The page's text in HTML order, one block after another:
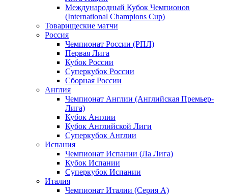
Международный Кубок Чемпионов
(International Champions Cup)
Товарищеские матчи
Россия
Чемпионат России (РПЛ)
Первая Лига
Кубок России
Суперкубок России
Сборная России
Англия
Чемпионат Англии (Английская Премьер-
Лига)
Кубок Англии
Кубок Английской Лиги
Суперкубок Англии
Испания
Чемпионат Испании (Ла Лига)
Кубок Испании
Суперкубок Испании
Италия
Чемпионат Италии (Серия А)